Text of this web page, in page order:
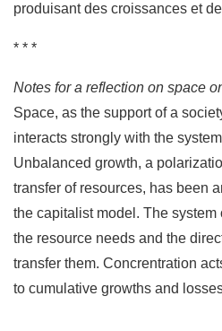
produisant des croissances et
* * *
Notes for a reflection on space
Space, as the support of a
interacts strongly with the
Unbalanced growth, a
transfer of resources, has been
the capitalist model. The
the resource needs and the
transfer them. Concrentration
to cumulative growths and